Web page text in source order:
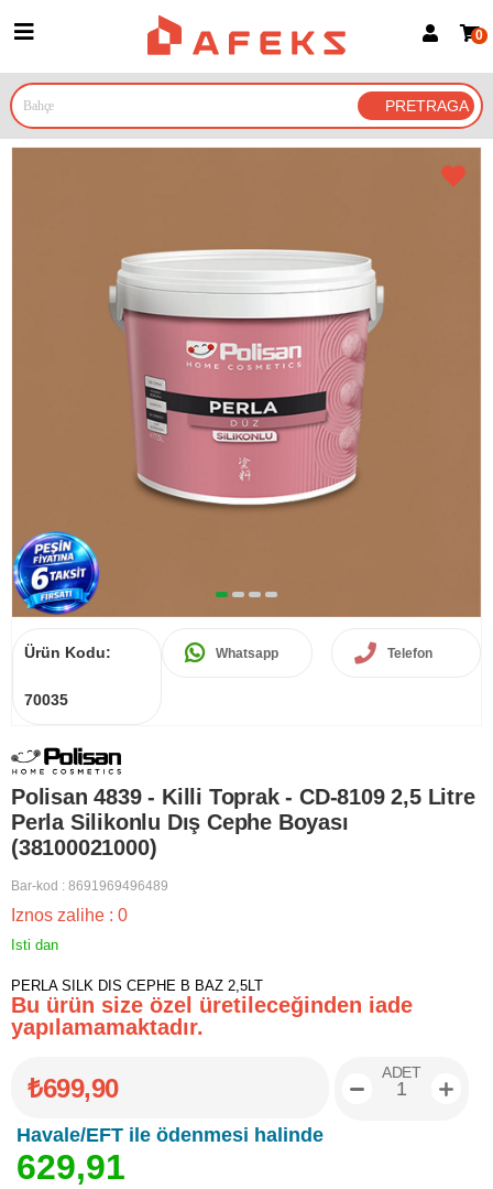
Prijava za članove
Prijavite se Google nalogom
0
Ürün Kodu:
70035
Whatsapp Telefon
Polisan 4839 - Killi Toprak - CD-8109 2,5 Litre
Perla Silikonlu Dış Cephe Boyası
(38100021000)
Bar-kod : 8691969496489
Iznos zalihe : 0
Isti dan
PERLA SILK DIS CEPHE B BAZ 2,5LT
Bu ürün size özel üretileceğinden iade
yapılamamaktadır.
₺699,90
Havale/EFT ile ödenmesi halinde
629,91
ADET